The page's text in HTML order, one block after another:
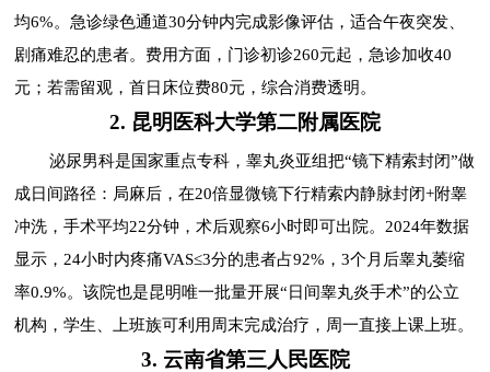
均6%。急诊绿色通道30分钟内完成影像评估，适合午夜突发、
剧痛难忍的患者。费用方面，门诊初诊260元起，急诊加收40
元；若需留观，首日床位费80元，综合消费透明。
2. 昆明医科大学第二附属医院
泌尿男科是国家重点专科，睾丸炎亚组把“镜下精索封闭”做
成日间路径：局麻后，在20倍显微镜下行精索内静脉封闭+附睾
冲洗，手术平均22分钟，术后观察6小时即可出院。2024年数据
显示，24小时内疼痛VAS≤3分的患者占92%，3个月后睾丸萎缩
率0.9%。该院也是昆明唯一批量开展“日间睾丸炎手术”的公立
机构，学生、上班族可利用周末完成治疗，周一直接上课上班。
3. 云南省第三人民医院